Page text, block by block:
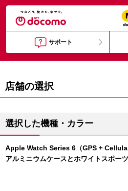
サポート
店舗の選択
選択した機種・カラー
Apple Watch Series 6（GPS +
アルミニウムケースとホワイトスポー